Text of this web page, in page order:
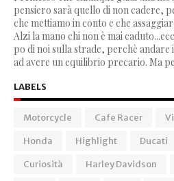
pensiero sarà quello di non cadere,
che mettiamo in conto e che
Alzi la mano chi non è mai
po di noi sulla strade, perchè
ad avere un equilibrio precario. Ma
LABELS
Motorcycle Cafe Racer
Honda
Highlight Ducati
Curiosità
Harley Davidson